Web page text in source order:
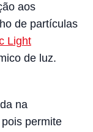
aos
de partículas
Light
de luz.
na
pois permite